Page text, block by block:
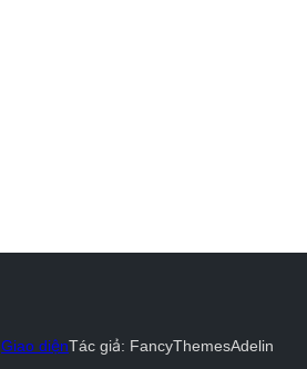
Giao diệnTác giả: FancyThemesAdelin